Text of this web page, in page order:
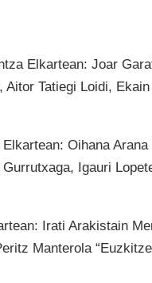
Elkartean: Joar
Tatiegi Loidi,
Oihana
Igauri
Irati Arakistain
Manterola